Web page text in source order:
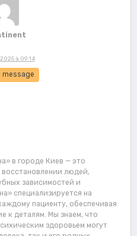
à 09:14
message
в городе Киев — это
людей,
зависимостей и
специализируется на
пациенту, обеспечивая
к деталям. Мы знаем, что
здоровьем могут